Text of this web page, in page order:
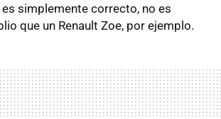
simplemente correcto, no es
que un Renault Zoe, por ejemplo.